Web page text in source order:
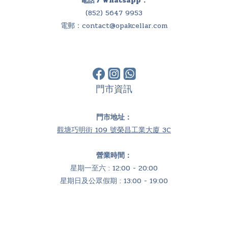
(852) 5647 9953
電郵： contact@opakcellar.com
門市資訊
門市地址：
觀塘巧明街 109 號榮昌工業大廈 3C
營業時間：
星期一至六 : 12:00 - 20:00
星期日及公眾假期 : 13:00 - 19:00